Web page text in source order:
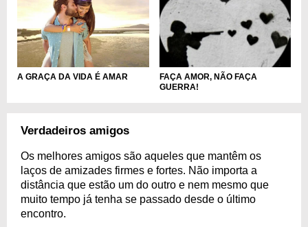
A GRAÇA DA VIDA É AMAR
FAÇA AMOR, NÃO FAÇA
GUERRA!
Verdadeiros amigos
Os melhores amigos são aqueles que mantêm os
laços de amizades firmes e fortes. Não importa a
distância que estão um do outro e nem mesmo que
muito tempo já tenha se passado desde o último
encontro.